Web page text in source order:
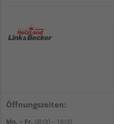
Öffnungszeiten:
Mo. – Fr. 08:00 – 18:00